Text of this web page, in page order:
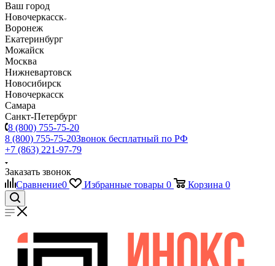
Ваш город
Новочеркасск
Воронеж
Екатеринбург
Можайск
Москва
Нижневартовск
Новосибирск
Новочеркасск
Самара
Санкт-Петербург
8 (800) 755-75-20
8 (800) 755-75-20Звонок бесплатный по РФ
+7 (863) 221-97-79
Заказать звонок
Сравнение0 Избранные товары 0 Корзина 0